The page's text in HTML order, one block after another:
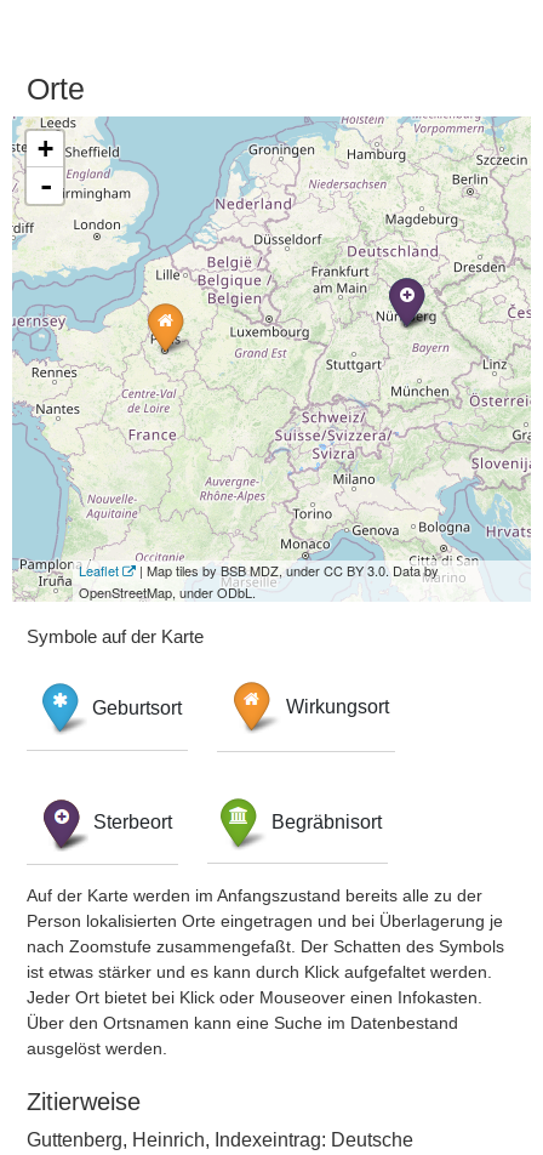
Orte
+
-
Leaflet
| Map tiles by BSB MDZ, under CC BY 3.0. Data by
OpenStreetMap, under ODbL.
Symbole auf der Karte
Geburtsort Wirkungsort
Sterbeort Begräbnisort
Auf der Karte werden im Anfangszustand bereits alle zu der
Person lokalisierten Orte eingetragen und bei Überlagerung je
nach Zoomstufe zusammengefaßt. Der Schatten des Symbols
ist etwas stärker und es kann durch Klick aufgefaltet werden.
Jeder Ort bietet bei Klick oder Mouseover einen Infokasten.
Über den Ortsnamen kann eine Suche im Datenbestand
ausgelöst werden.
Zitierweise
Guttenberg, Heinrich, Indexeintrag: Deutsche